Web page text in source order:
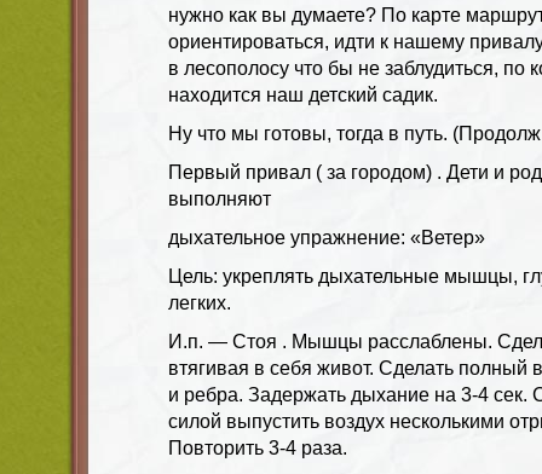
нужно как вы думаете? По карте
ориентироваться, идти к нашему
в лесополосу что бы не заблудиться, по
находится наш детский садик.
Ну что мы готовы, тогда в путь.
Первый привал ( за городом) . Дети и
выполняют
дыхательное упражнение: «Ветер»
Цель: укреплять дыхательные мышцы,
легких.
И.п. — Стоя . Мышцы расслаблены.
втягивая в себя живот. Сделать
и ребра. Задержать дыхание на 3-4 сек.
силой выпустить воздух несколькими
Повторить 3-4 раза.